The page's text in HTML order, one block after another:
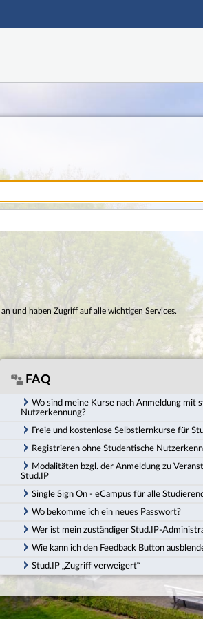
Hauptnavigation
an und haben Zugriff auf alle wichtigen Services.
FAQ
Wo sind meine Kurse nach Anmeldung mit
Nutzerkennung?
Freie und kostenlose Selbstlernkurse für
Registrieren ohne Studentische
Modalitäten bzgl. der Anmeldung zu
Stud.IP
Single Sign On - eCampus für alle
Wo bekomme ich ein neues Passwort?
Wer ist mein zuständiger Stud.IP-
Wie kann ich den Feedback Button
Stud.IP „Zugriff verweigert“